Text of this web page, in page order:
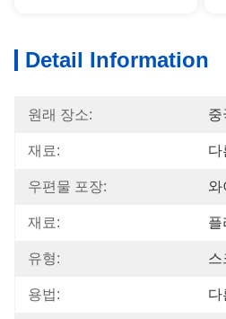
Detail Information
원래 장소: 중
재료: 다
우편물 포장: 와
재료: 플
유형: 스
용법: 다